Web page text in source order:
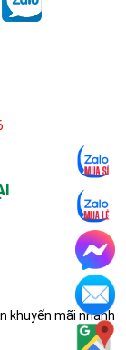
khuyến mãi nhanh